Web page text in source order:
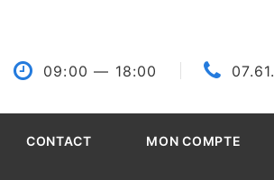
09:00 — 18:00
CONTACT MON COMPTE